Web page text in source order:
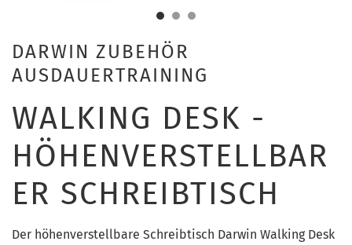
DARWIN ZUBEHÖR
AUSDAUERTRAINING
WALKING DESK -
HÖHENVERSTELLBAR
ER SCHREIBTISCH
Der höhenverstellbare Schreibtisch Darwin Walking Desk